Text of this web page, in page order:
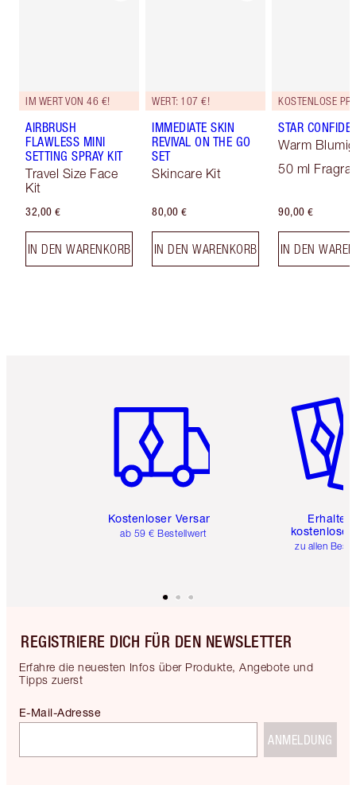
IM WERT VON 46 €!
AIRBRUSH
FLAWLESS MINI
SETTING SPRAY KIT
Travel Size Face
Kit
32,00 €
IN DEN WARENKORB
WERT: 107 €!
IMMEDIATE SKIN
REVIVAL ON THE GO
SET
Skincare Kit
80,00 €
IN DEN WARENKORB
STAR
Warm Blumig
50 ml
90,00 €
IN DEN
Kostenloser Versand
ab 59 € Bestellwert
Erhalte
kostenlose
zu allen
REGISTRIERE DICH FÜR DEN NEWSLETTER
Erfahre die neuesten Infos über Produkte, Angebote und
Tipps zuerst
E-Mail-Adresse
ANMELDUNG